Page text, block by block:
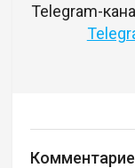
Telegram-